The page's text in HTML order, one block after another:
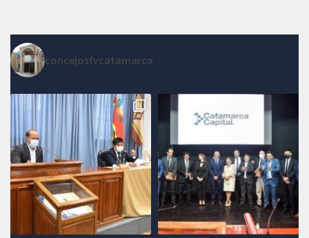
concejosfvcatamarca